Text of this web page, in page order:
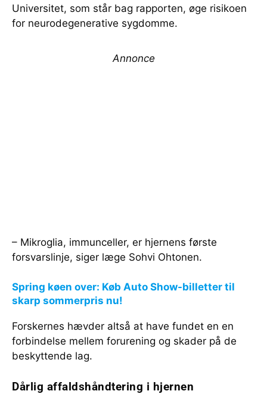
Universitet, som står bag rapporten, øge risikoen
for neurodegenerative sygdomme.
Annonce
– Mikroglia, immunceller, er hjernens første
forsvarslinje, siger læge Sohvi Ohtonen.
Spring køen over: Køb Auto Show-billetter til
skarp sommerpris nu!
Forskernes hævder altså at have fundet en en
forbindelse mellem forurening og skader på de
beskyttende lag.
Dårlig affaldshåndtering i hjernen